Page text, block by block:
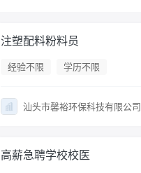
注塑配料粉料员
经验不限 学历不限
汕头市馨裕环保科技有限公司
高薪急聘学校校医